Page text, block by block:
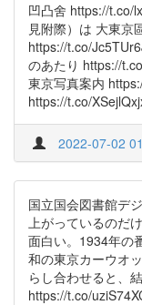
凹凸舍 https://t.co/
見附際）は 大東京
https://t.co/
のあたり https://
東京写真案内
https://t.co/
2022-07-02
国立国会図書館デ
上がっているのだ
面白い。1934年の
和の東京カーウオ
らし合わせると、
https://t.co/